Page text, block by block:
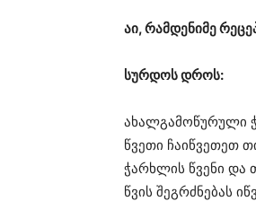
აი, რამდენიმე
სურდოს დროს:
ახალგამოწურული
წვეთი ჩაიწვეთეთ
ჭარხლის წვენი და
წვის შეგრძნებას